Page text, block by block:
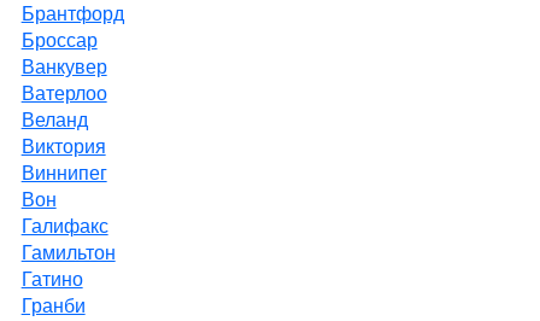
Брантфорд
Броссар
Ванкувер
Ватерлоо
Веланд
Виктория
Виннипег
Вон
Галифакс
Гамильтон
Гатино
Гранби